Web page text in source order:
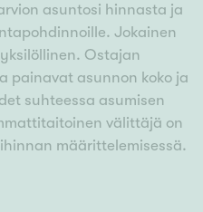
asuntosi hinnasta ja
Jokainen
Ostajan
painavat asunnon koko ja
suhteessa asumisen
välittäjä on
määrittelemisessä.